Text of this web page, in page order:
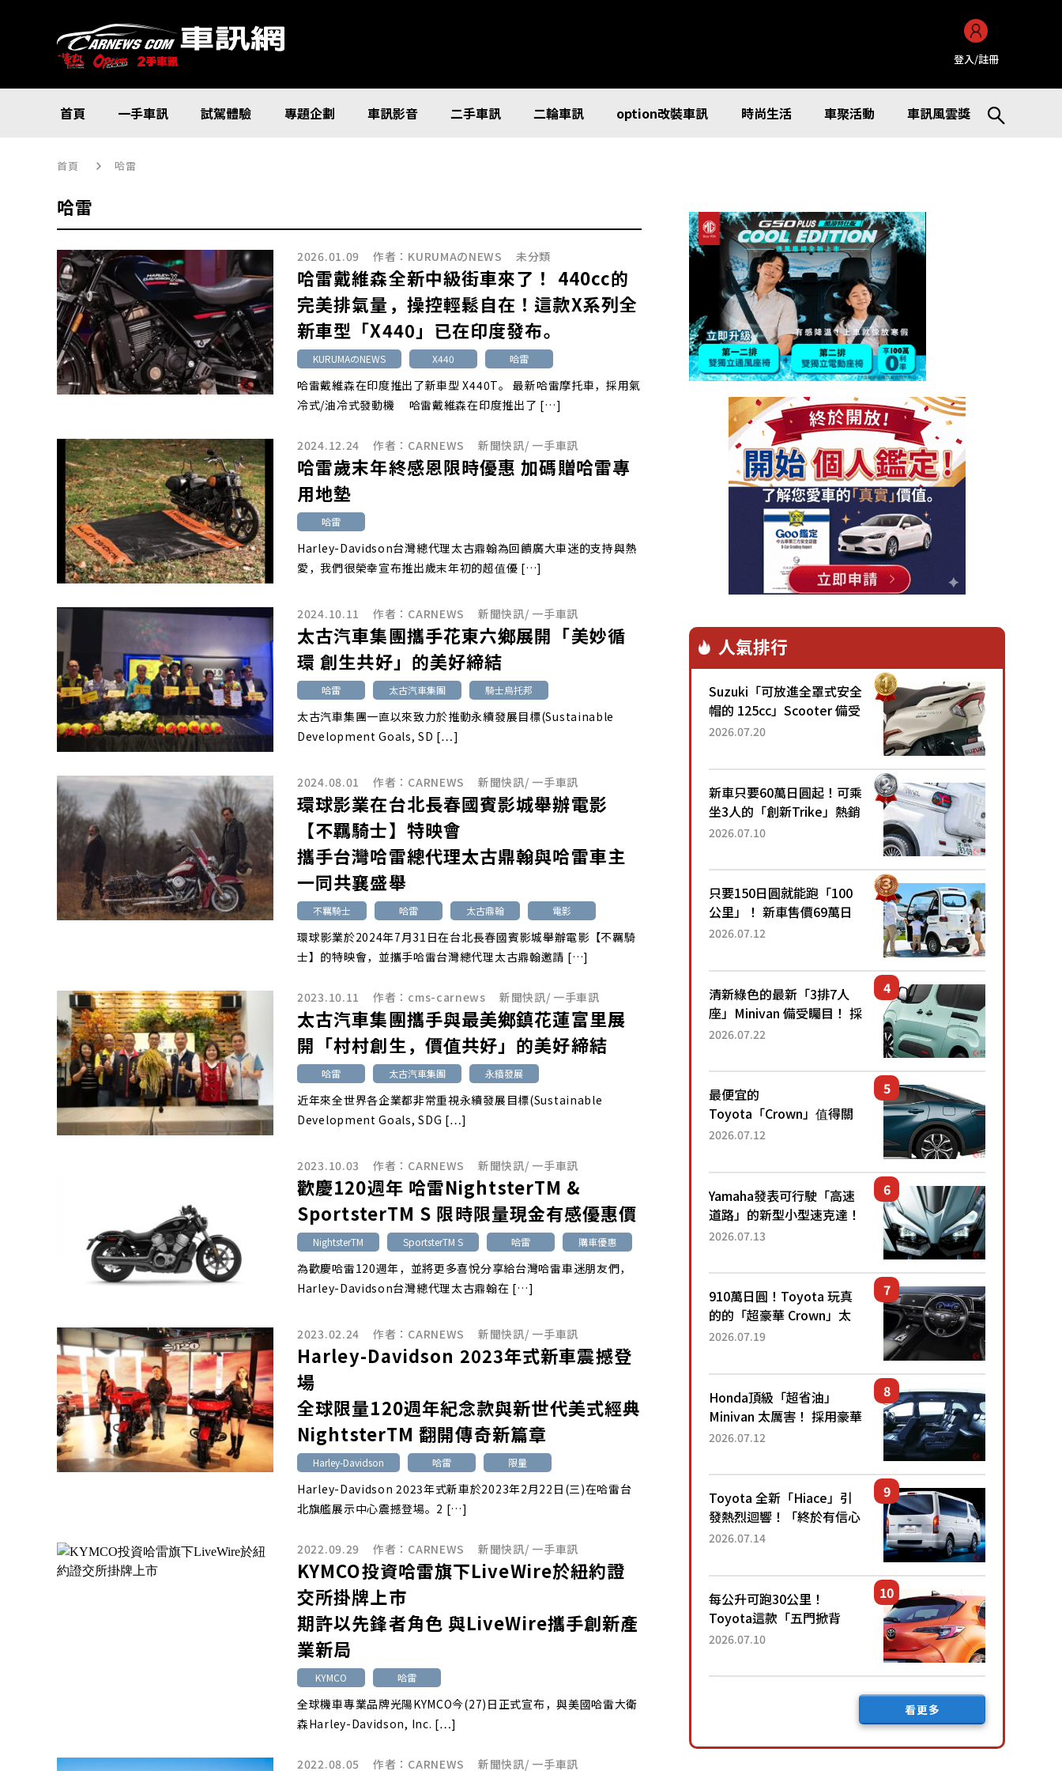
登入/註冊
首頁 一手車訊 試駕體驗 專題企劃 車訊影音 二手車訊 二輪車訊 option改裝車訊 時尚生活 車聚活動 車訊風雲獎
首頁 哈雷
哈雷
2026.01.09 作者： KURUMAのNEWS 未分類
哈雷戴維森全新中級街車來了！ 440cc的
完美排氣量，操控輕鬆自在！這款X系列全
新車型「X440」已在印度發布。
KURUMAのNEWS X440 哈雷
哈雷戴維森在印度推出了新車型 X440T。 最新哈雷摩托車，採用氣
冷式/油冷式發動機 哈雷戴維森在印度推出了 […]
2024.12.24 作者： CARNEWS 新聞快訊/ 一手車訊
哈雷歲末年終感恩限時優惠 加碼贈哈雷專
用地墊
哈雷
Harley-Davidson台灣總代理太古鼎翰為回饋廣大車迷的支持與熱
愛，我們很榮幸宣布推出歲末年初的超值優 […]
2024.10.11 作者： CARNEWS 新聞快訊/ 一手車訊
太古汽車集團攜手花東六鄉展開「美妙循
環 創生共好」的美好締結
哈雷 太古汽車集團 騎士烏托邦
太古汽車集團一直以來致力於推動永續發展目標(Sustainable
Development Goals, SD […]
2024.08.01 作者： CARNEWS 新聞快訊/ 一手車訊
環球影業在台北長春國賓影城舉辦電影
【不羈騎士】特映會
攜手台灣哈雷總代理太古鼎翰與哈雷車主
一同共襄盛舉
不羈騎士 哈雷 太古鼎翰 電影
環球影業於2024年7月31日在台北長春國賓影城舉辦電影【不羈騎
士】的特映會，並攜手哈雷台灣總代理太古鼎翰邀請 […]
2023.10.11 作者： cms-carnews 新聞快訊/ 一手車訊
太古汽車集團攜手與最美鄉鎮花蓮富里展
開「村村創生，價值共好」的美好締結
哈雷 太古汽車集團 永續發展
近年來全世界各企業都非常重視永續發展目標(Sustainable
Development Goals, SDG […]
2023.10.03 作者： CARNEWS 新聞快訊/ 一手車訊
歡慶120週年 哈雷NightsterTM &
SportsterTM S 限時限量現金有感優惠價
NightsterTM SportsterTM S 哈雷 購車優惠
為歡慶哈雷120週年，並將更多喜悅分享給台灣哈雷車迷朋友們，
Harley-Davidson台灣總代理太古鼎翰在 […]
2023.02.24 作者： CARNEWS 新聞快訊/ 一手車訊
Harley-Davidson 2023年式新車震撼登
場
全球限量120週年紀念款與新世代美式經典
NightsterTM 翻開傳奇新篇章
Harley-Davidson 哈雷 限量
Harley-Davidson 2023年式新車於2023年2月22日(三)在哈雷台
北旗艦展示中心震撼登場。2 […]
2022.09.29 作者： CARNEWS 新聞快訊/ 一手車訊
KYMCO投資哈雷旗下LiveWire於紐約證
交所掛牌上市
期許以先鋒者角色 與LiveWire攜手創新產
業新局
KYMCO 哈雷
全球機車專業品牌光陽KYMCO今(27)日正式宣布，與美國哈雷大衛
森Harley-Davidson, Inc. […]
2022.08.05 作者： CARNEWS 新聞快訊/ 一手車訊
人氣排行
Suzuki「可放進全罩式安全
帽的 125cc」Scooter 備受
矚目！採用全新流線設計與
已陸續開始出口的新款
「B...
2026.07.20
新車只要60萬日圓起！可乘
坐3人的「創新Trike」熱銷
大賣成為人氣車款！「養車
日圓就能跑100公里」「小
朋友坐得...
2026.07.10
只要150日圓就能跑「100
公里」！ 新車售價69萬日
圓的「3人座」Trike大受歡
為何能迅速熱賣？
2026.07.12
清新綠色的最新「3排7人
座」Minivan 備受矚目！ 採
用全長4.7公尺剛剛好的車
還推出467萬元日圓起的5
人座版...
2026.07.22
最便宜的
Toyota「Crown」值得關
注！ 搭載4WD、每公升
眼！ 配備豐富、超越售價
水準，堪稱高CP值代表的
「...
2026.07.12
Yamaha發表可行駛「高速
道路」的新型小型速克達！
搭載能享受超強勁「渦輪
高階「Super Sport」車款
相同的...
2026.07.13
910萬日圓！Toyota 玩真
的的「超豪華 Crown」太
厲害了！採用由「匠人技
運動化「底盤設定」！還配
備專屬豪華...
2026.07.19
Honda頂級「超省油」
Minivan 太厲害！ 採用豪華
「真皮座椅」與專屬「黑色
公里，兼具優異節能表現與
舒適「三...
2026.07.12
Toyota 全新「Hiace」引
發熱烈迴響！「終於有信心
下訂了！」「哪個等級交車
後竟然還要等「超過半年」
才能交車？...
2026.07.14
每公升可跑30公里！
Toyota這款「五門掀背
車」真的很厲害！ 擁有全
尺寸」，配備全面升級！
2026.07.10
看更多